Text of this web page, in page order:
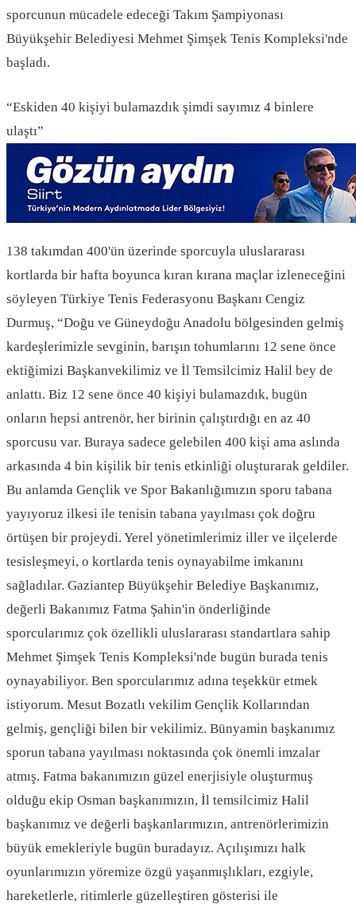
sporcunun mücadele edeceği Takım Şampiyonası
Büyükşehir Belediyesi Mehmet Şimşek Tenis Kompleksi'nde
başladı.
“Eskiden 40 kişiyi bulamazdık şimdi sayımız 4 binlere
ulaştı”
138 takımdan 400'ün üzerinde sporcuyla uluslararası
kortlarda bir hafta boyunca kıran kırana maçlar izleneceğini
söyleyen Türkiye Tenis Federasyonu Başkanı Cengiz
Durmuş, “Doğu ve Güneydoğu Anadolu bölgesinden gelmiş
kardeşlerimizle sevginin, barışın tohumlarını 12 sene önce
ektiğimizi Başkanvekilimiz ve İl Temsilcimiz Halil bey de
anlattı. Biz 12 sene önce 40 kişiyi bulamazdık, bugün
onların hepsi antrenör, her birinin çalıştırdığı en az 40
sporcusu var. Buraya sadece gelebilen 400 kişi ama aslında
arkasında 4 bin kişilik bir tenis etkinliği oluşturarak geldiler.
Bu anlamda Gençlik ve Spor Bakanlığımızın sporu tabana
yayıyoruz ilkesi ile tenisin tabana yayılması çok doğru
örtüşen bir projeydi. Yerel yönetimlerimiz iller ve ilçelerde
tesisleşmeyi, o kortlarda tenis oynayabilme imkanını
sağladılar. Gaziantep Büyükşehir Belediye Başkanımız,
değerli Bakanımız Fatma Şahin'in önderliğinde
sporcularımız çok özellikli uluslararası standartlara sahip
Mehmet Şimşek Tenis Kompleksi'nde bugün burada tenis
oynayabiliyor. Ben sporcularımız adına teşekkür etmek
istiyorum. Mesut Bozatlı vekilim Gençlik Kollarından
gelmiş, gençliği bilen bir vekilimiz. Bünyamin başkanımız
sporun tabana yayılması noktasında çok önemli imzalar
atmış. Fatma bakanımızın güzel enerjisiyle oluşturmuş
olduğu ekip Osman başkanımızın, İl temsilcimiz Halil
başkanımız ve değerli başkanlarımızın, antrenörlerimizin
büyük emekleriyle bugün buradayız. Açılışımızı halk
oyunlarımızın yöremize özgü yaşanmışlıkları, ezgiyle,
hareketlerle, ritimlerle güzelleştiren gösterisi ile